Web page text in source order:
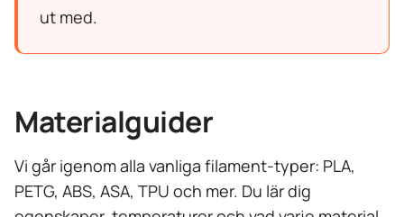
ut med.
Materialguider
Vi går igenom alla vanliga filament-typer: PLA,
PETG, ABS, ASA, TPU och mer. Du lär dig